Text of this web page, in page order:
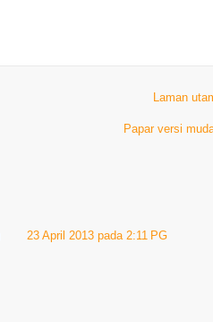
Laman
Papar versi
23 April 2013 pada 2:11 PG